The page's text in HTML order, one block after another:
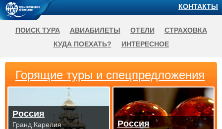
Горящие туры и спецпредложения
Россия
Гранд Карелия
Россия
КОНТАКТЫ
ПОИСК ТУРА АВИАБИЛЕТЫ ОТЕЛИ
СТРАХОВКА
КУДА ПОЕХАТЬ?
ИНТЕРЕСНОЕ